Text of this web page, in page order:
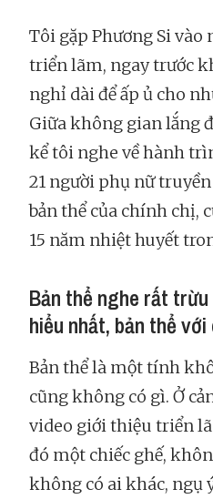
Tôi gặp Phương Si vào
triển lãm, ngay trước
nghỉ dài để ấp ủ cho
Giữa không gian lắng
kể tôi nghe về hành
21 người phụ nữ
bản thể của chính chị,
15 năm nhiệt huyết
Bản thể nghe rất
hiểu nhất, bản thể
Bản thể là một tính
cũng không có gì. Ở
video giới thiệu triển
đó một chiếc ghế,
không có ai khác, ngụ